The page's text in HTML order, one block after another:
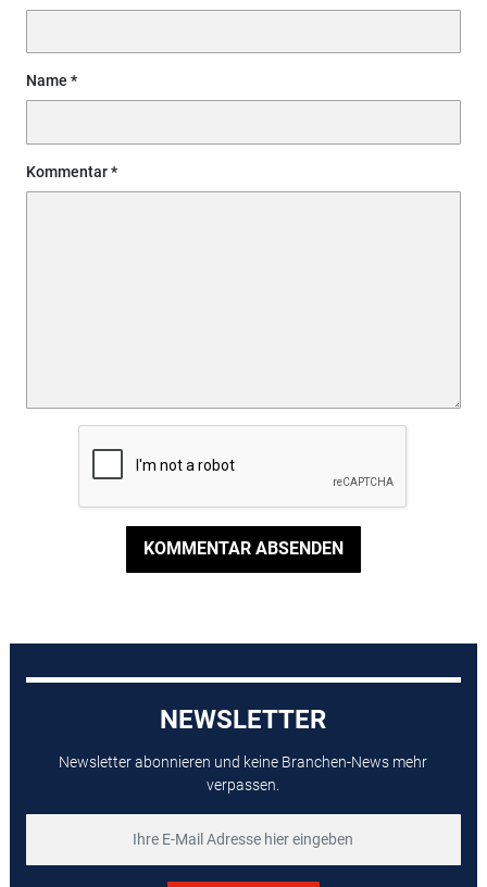
Name
Kommentar
KOMMENTAR ABSENDEN
NEWSLETTER
Newsletter abonnieren und keine Branchen-News mehr
verpassen.